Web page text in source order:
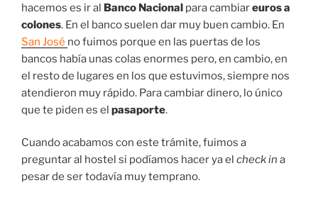
hacemos es ir al Banco Nacional para cambiareuros a
colones. En el banco suelen dar muy buen cambio. En
San José no fuimos porque en las puertas de los
bancos había unas colas enormes pero, en cambio, en
el resto de lugares en los que estuvimos, siempre nos
atendieron muy rápido. Para cambiar dinero, lo único
que te piden es el pasaporte.
Cuando acabamos con este trámite, fuimos a
preguntar al hostel si podíamos hacer ya el check in a
pesar de ser todavía muy temprano.